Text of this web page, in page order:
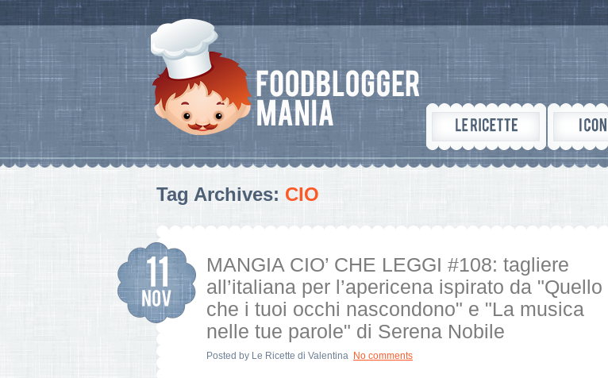
Tag Archives: CIO
MANGIA CIO’ CHE LEGGI #108: tagliere
all’italiana per l’apericena ispirato da "Quello
che i tuoi occhi nascondono" e "La musica
nelle tue parole" di Serena Nobile
Posted by Le Ricette di Valentina No comments